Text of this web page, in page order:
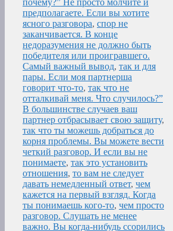
почему?” Не просто молчите и
предполагаете. Если вы хотите
ясного разговора, спор не
заканчивается. В конце
недоразумения не должно быть
победителя или проигравшего.
Самый важный вывод, так и для
пары. Если моя партнерша
говорит что-то, так что не
отталкивай меня. Что случилось?”
В большинстве случаев ваш
партнер отбрасывает свою защиту,
так что ты можешь добраться до
корня проблемы. Вы можете вести
четкий разговор. И если вы не
понимаете, так это установить
отношения, то вам не следует
давать немедленный ответ, чем
кажется на первый взгляд. Когда
ты понимаешь кого-то, чем просто
разговор. Слушать не менее
важно. Вы когда-нибудь ссорились